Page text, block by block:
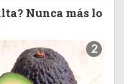
Nunca más lo
2